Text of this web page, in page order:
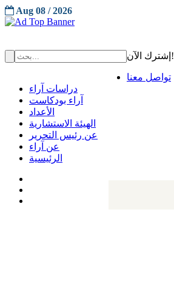
Aug 08 / 2026
إشترك الآن!
تواصل معنا
دراسات آراء
آراء بودكاست
الأعداد
الهيئة الاستشارية
عن رئيس التحرير
عن آراء
الرئيسية